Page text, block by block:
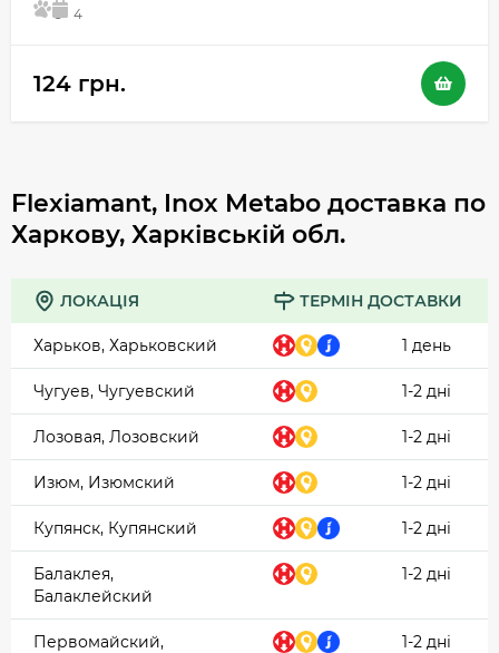
5 4
124 грн.
Flexiamant, Inox Metabo доставка по
Харкову, Харківській обл.
ЛОКАЦІЯ ТЕРМІН ДОСТАВКИ
Харьков, Харьковский 1 день
Чугуев, Чугуевский 1-2 дні
Лозовая, Лозовский 1-2 дні
Изюм, Изюмский 1-2 дні
Купянск, Купянский 1-2 дні
Балаклея,
Балаклейский
1-2 дні
Первомайский,
1-2 дні